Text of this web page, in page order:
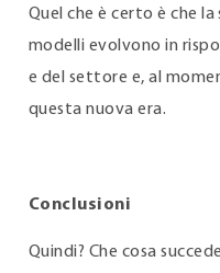
Quel che è certo è che
modelli evolvono in
e del settore e, al
questa nuova era.
Conclusioni
Quindi? Che cosa